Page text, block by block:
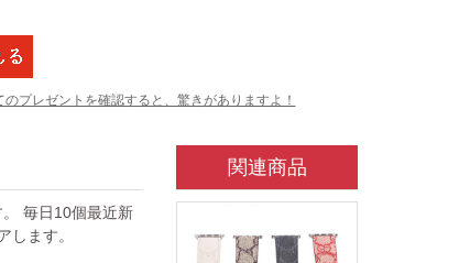
のプレゼントを確認すると、驚きがありますよ！
毎日10個最近新
ます。
関連商品